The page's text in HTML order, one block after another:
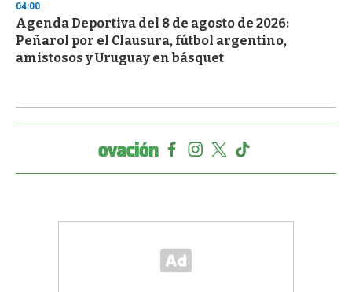
04:00
Agenda Deportiva del 8 de agosto de 2026:
Peñarol por el Clausura, fútbol argentino,
amistosos y Uruguay en básquet